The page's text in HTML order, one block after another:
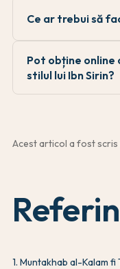
Ce ar trebui să
Pot obține
stilul lui Ibn Sirin?
Acest articol a fost scris
1. Muntakhab al-Kalam